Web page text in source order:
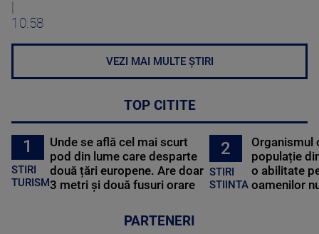
10:58
VEZI MAI MULTE ȘTIRI
TOP CITITE
1
STIRI
TURISM
Unde se află cel mai scurt
pod din lume care desparte
două țări europene. Are doar
3 metri și două fusuri orare
2
STIRI
STIINTA
Organismul
populație
o abilitate
oamenilor
PARTENERI